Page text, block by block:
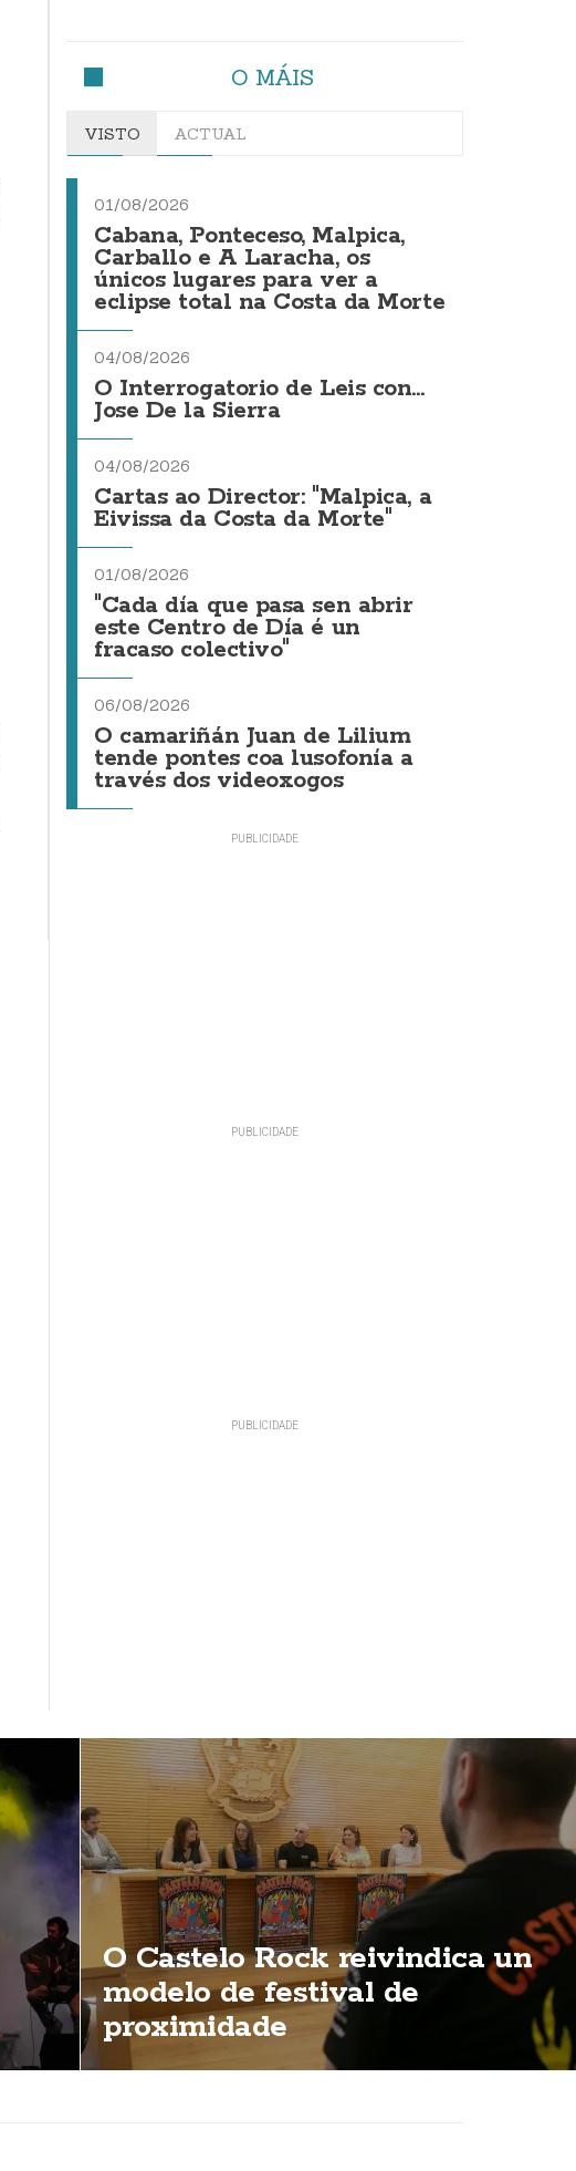
O MÁIS
VISTO ACTUAL
01/08/2026
Cabana, Ponteceso, Malpica,
Carballo e A Laracha, os
únicos lugares para ver a
eclipse total na Costa da Morte
04/08/2026
O Interrogatorio de Leis con...
Jose De la Sierra
04/08/2026
Cartas ao Director: "Malpica, a
Eivissa da Costa da Morte"
01/08/2026
"Cada día que pasa sen abrir
este Centro de Día é un
fracaso colectivo"
06/08/2026
O camariñán Juan de Lilium
tende pontes coa lusofonía a
través dos videoxogos
O Castelo Rock reivindica un
modelo de festival de
proximidade